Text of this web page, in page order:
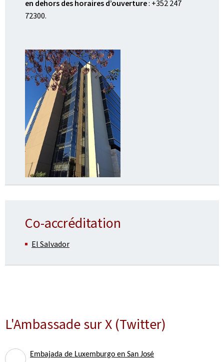
en dehors des horaires d’ouverture: +352 247
72300.
Co-accréditation
El Salvador
L'Ambassade sur X (Twitter)
Embajada de Luxemburgo en San José